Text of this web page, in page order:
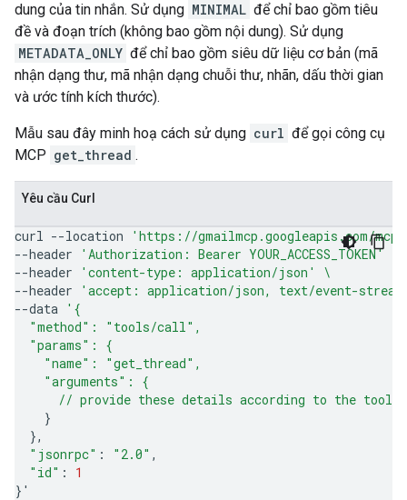
dung của tin nhắn. Sử dụng MINIMAL để chỉ bao gồm tiêu
đề và đoạn trích (không bao gồm nội dung). Sử dụng
METADATA_ONLY để chỉ bao gồm siêu dữ liệu cơ bản (mã
nhận dạng thư, mã nhận dạng chuỗi thư, nhãn, dấu thời gian
và ước tính kích thước).
Mẫu sau đây minh hoạ cách sử dụng curl để gọi công cụ
MCP get_thread .
Yêu cầu Curl
curl --location
'https://gmailmcp.googleapis.com/
--header
'Authorization: Bearer YOUR_ACCESS_TOKEN'
--header
'content-type: application/json'
\
--header
'accept: application/json, text/event-
--data '{
  "method": "tools/call",
  "params": {
    "name": "get_thread",
    "arguments": {
      // provide these details according to the tool'
}
}
"jsonrpc" : "2.0"
"id" :
1
} '